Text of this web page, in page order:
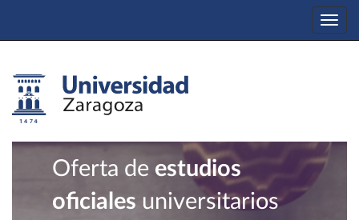
Oferta de estudios
oficiales universitarios